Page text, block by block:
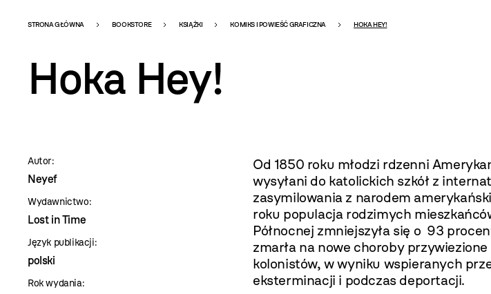
Bookstore
-
szablon
szczegóły
STRONA GŁÓWNA BOOKSTORE KSIĄŻKI KOMIKS I POWIEŚĆ GRAFICZNA HOKA HEY!
Hoka Hey!
Autor:
Neyef
Wydawnictwo:
Lost in Time
Język publikacji:
polski
Rok wydania:
Od 1850 roku młodzi rdzenni
wysyłani do katolickich szkół z
zasymilowania z narodem
roku populacja rodzimych
Północnej zmniejszyła się o 93
zmarła na nowe choroby przywiezione
kolonistów, w wyniku wspieranych
eksterminacji i podczas deportacji.